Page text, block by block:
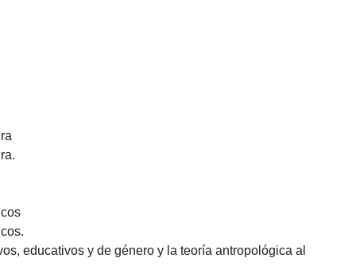
educativos y de género y la teoría antropológica al